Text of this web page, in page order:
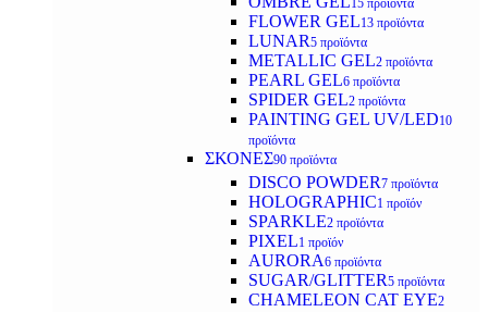
15 προϊόντα
FLOWER GEL13 προϊόντα
LUNAR5 προϊόντα
METALLIC GEL2 προϊόντα
PEARL GEL6 προϊόντα
SPIDER GEL2 προϊόντα
PAINTING GEL UV/LED10
προϊόντα
ΣΚΟΝΕΣ90 προϊόντα
DISCO POWDER7 προϊόντα
HOLOGRAPHIC1 προϊόν
SPARKLE2 προϊόντα
PIXEL1 προϊόν
AURORA6 προϊόντα
SUGAR/GLITTER5 προϊόντα
CHAMELEON CAT EYE2